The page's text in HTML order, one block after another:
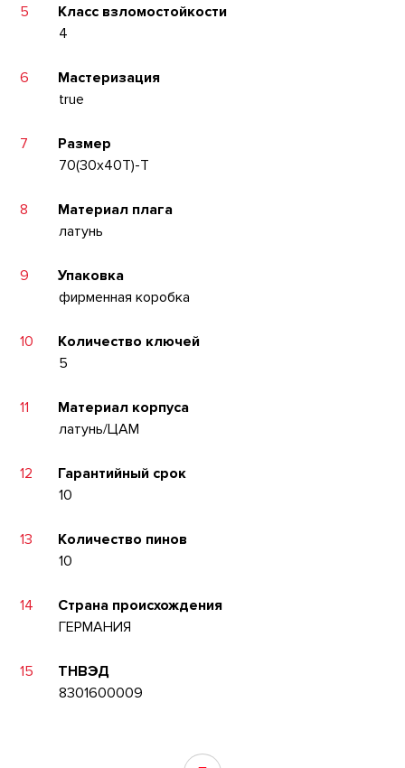
5
Класс взломостойкости
4
6
Мастеризация
true
7
Размер
70(30x40T)-T
8
Материал плага
латунь
9
Упаковка
фирменная коробка
10
Количество ключей
5
11
Материал корпуса
латунь/ЦАМ
12
Гарантийный срок
10
13
Количество пинов
10
14
Страна происхождения
ГЕРМАНИЯ
15
ТНВЭД
8301600009